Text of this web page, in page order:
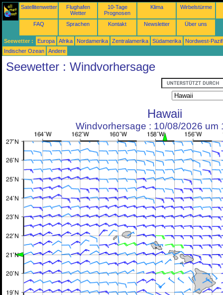
Satellitenwetter
Flughafen
Wetter
10-Tage
Prognosen
Klima Wirbelstürme
FAQ Sprachen Kontakt Newsletter Über uns
Seewetter : Europa Afrika Nordamerika Zentralamerika Südamerika
Nordwest-
Indischer Ozean
Andere
Seewetter : Windvorhersage
Hawaii
Windvorhersage : 10/08/2026 um